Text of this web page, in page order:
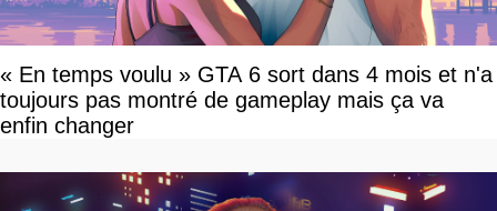
« En temps voulu » GTA 6 sort dans 4 mois et n'a
toujours pas montré de gameplay mais ça va
enfin changer